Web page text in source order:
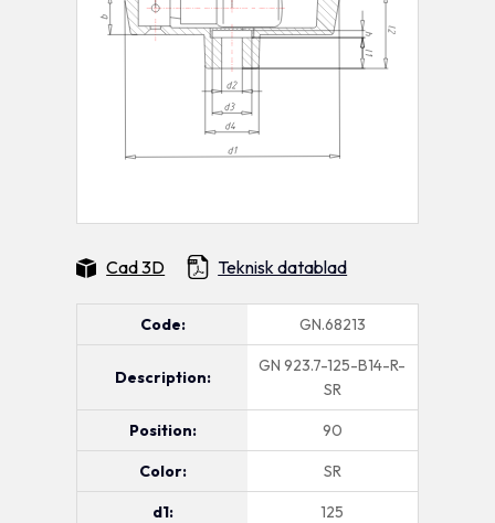
Code: GN.68213
Description:
GN 923.7-125-B14-R-
SR
Position: 90
Color: SR
d1: 125
Cad 3D Teknisk datablad